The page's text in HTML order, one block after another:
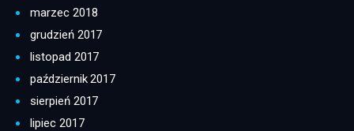
marzec 2018
grudzień 2017
listopad 2017
październik 2017
sierpień 2017
lipiec 2017